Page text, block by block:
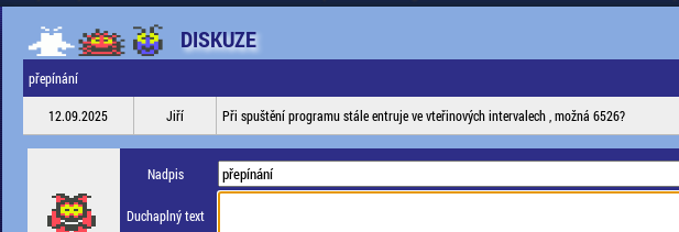
DISKUZE
přepínání
12.09.2025 Jiří Při spuštění programu stále entruje ve vteřinových intervalech , možná 6526?
Nadpis
Duchaplný text